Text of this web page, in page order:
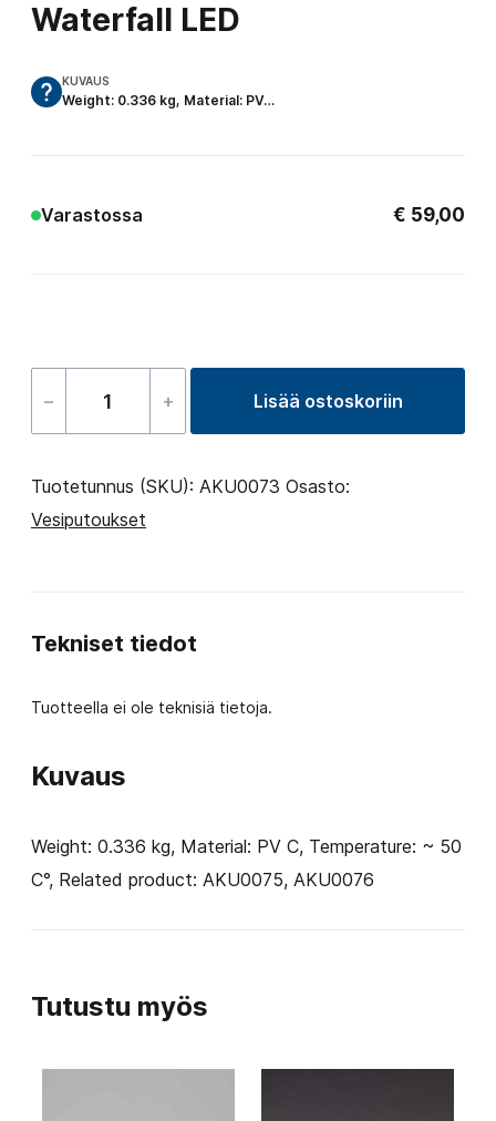
Waterfall LED
KUVAUS
Weight: 0.336 kg, Material: PV…
Varastossa € 59,00
–
Waterfall
määrä
+ Lisää ostoskoriin
Tuotetunnus (SKU): AKU0073 Osasto:
Vesiputoukset
Kuvaus
Weight: 0.336 kg, Material: PV C, Temperature: ~ 50
C°, Related product: AKU0075, AKU0076
Tekniset tiedot
Tuotteella ei ole teknisiä tietoja.
Tutustu myös